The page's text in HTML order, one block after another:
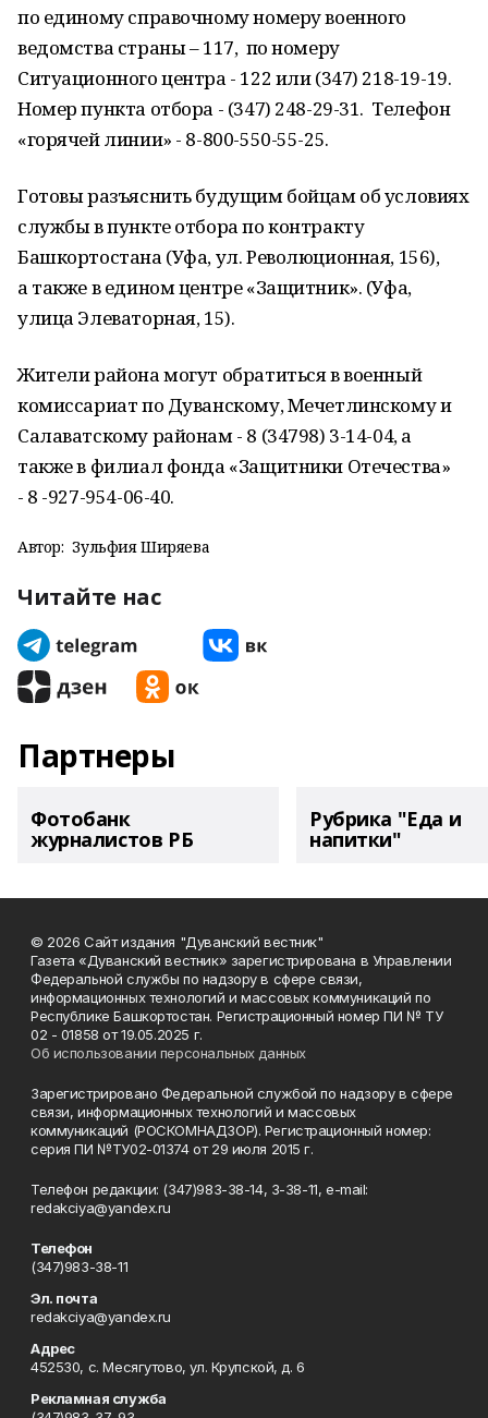
по единому справочному номеру военного
ведомства страны – 117, по номеру
Ситуационного центра - 122 или (347) 218-19-19.
Номер пункта отбора - (347) 248-29-31. Телефон
«горячей линии» - 8-800-550-55-25.
Готовы разъяснить будущим бойцам об условиях
службы в пункте отбора по контракту
Башкортостана (Уфа, ул. Революционная, 156),
а также в едином центре «Защитник». (Уфа,
улица Элеваторная, 15).
Жители района могут обратиться в военный
комиссариат по Дуванскому, Мечетлинскому и
Салаватскому районам - 8 (34798) 3-14-04, а
также в филиал фонда «Защитники Отечества»
- 8 -927-954-06-40.
Автор: Зульфия Ширяева
Читайте нас
Партнеры
Фотобанк
журналистов РБ
Рубрика "Еда и
напитки"
© 2026 Сайт издания "Дуванский вестник"
Газета «Дуванский вестник» зарегистрирована в Управлении
Федеральной службы по надзору в сфере связи,
информационных технологий и массовых коммуникаций по
Республике Башкортостан. Регистрационный номер ПИ № ТУ
02 - 01858 от 19.05.2025 г.
Об использовании персональных данных
Зарегистрировано Федеральной службой по надзору в сфере
связи, информационных технологий и массовых
коммуникаций (РОСКОМНАДЗОР). Регистрационный номер:
серия ПИ №ТУ02-01374 от 29 июля 2015 г.
Телефон редакции: (347)983-38-14, 3-38-11, e-mail:
redakciya@yandex.ru
Телефон
(347)983-38-11
Эл. почта
redakciya@yandex.ru
Адрес
452530, с. Месягутово, ул. Крупской, д. 6
Рекламная служба